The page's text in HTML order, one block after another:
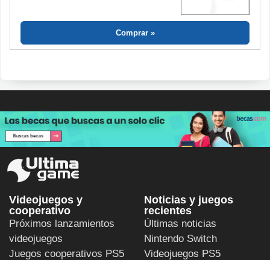
Comprar
Videojuegos y
cooperativo
Próximos lanzamientos
videojuegos
Juegos cooperativos PS5
Noticias y juegos
recientes
Últimas noticias
Nintendo Switch
Videojuegos PS5